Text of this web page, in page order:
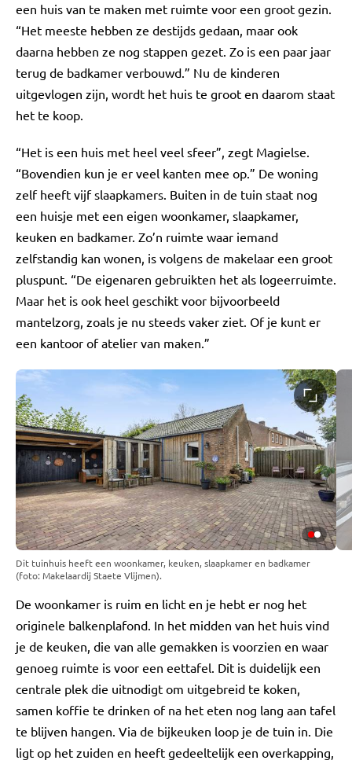
een huis van te maken met ruimte voor een groot gezin.
“Het meeste hebben ze destijds gedaan, maar ook
daarna hebben ze nog stappen gezet. Zo is een paar jaar
terug de badkamer verbouwd.” Nu de kinderen
uitgevlogen zijn, wordt het huis te groot en daarom staat
het te koop.
“Het is een huis met heel veel sfeer”, zegt Magielse.
“Bovendien kun je er veel kanten mee op.” De woning
zelf heeft vijf slaapkamers. Buiten in de tuin staat nog
een huisje met een eigen woonkamer, slaapkamer,
keuken en badkamer. Zo’n ruimte waar iemand
zelfstandig kan wonen, is volgens de makelaar een groot
pluspunt. “De eigenaren gebruikten het als logeerruimte.
Maar het is ook heel geschikt voor bijvoorbeeld
mantelzorg, zoals je nu steeds vaker ziet. Of je kunt er
een kantoor of atelier van maken.”
Dit tuinhuis heeft een woonkamer, keuken, slaapkamer en badkamer
(foto: Makelaardij Staete Vlijmen).
De woonkamer is ruim en licht en je hebt er nog het
originele balkenplafond. In het midden van het huis vind
je de keuken, die van alle gemakken is voorzien en waar
genoeg ruimte is voor een eettafel. Dit is duidelijk een
centrale plek die uitnodigt om uitgebreid te koken,
samen koffie te drinken of na het eten nog lang aan tafel
te blijven hangen. Via de bijkeuken loop je de tuin in. Die
ligt op het zuiden en heeft gedeeltelijk een overkapping,